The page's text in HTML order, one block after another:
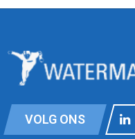
VOLG ONS